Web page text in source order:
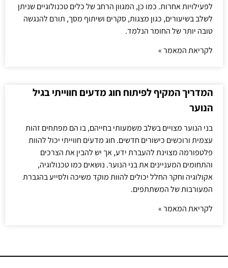
לפעילויות אחרות. כמו כן, המגוון הרחב של כלים טכנולוגיים שניתן
לשלב בשיעורים, כגון מצגות, סקרים ושיתוף מסך, תורם להנגשה
טובה יותר של החומר הנלמד.
לקריאת המאמר »
המדריך המקיף לפיתוח חוג מדעים חווייתי בגיל
הנוער
בני הנוער מצויים בשלב משמעותי בחייהם, בו הם מפתחים זהות
עצמית ורוכשים כישורים חדשים. חוג מדעים חווייתי יכול להוות
פלטפורמה מצוינת להעברת ידע, אך יש להבין את הצרכים
והתחומים המעניינים את בני הנוער. נושאים כמו טכנולוגיה,
אקולוגיה וחקר החלל יכולים להוות מוקד משיכה ולסייע בהגברת
המעורבות של המשתתפים.
לקריאת המאמר »